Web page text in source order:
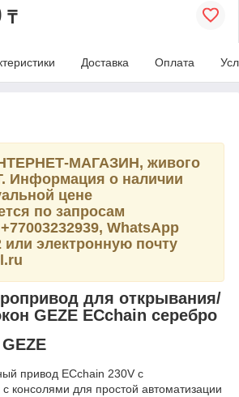
₸
Доставка Оплата
МАГАЗИН, живого
Информация о наличии
цене
по запросам
+77003232939, WhatsApp
или электронную почту
для открывания/
GEZE ECchain серебро
привод ECchain 230V с
консолями для простой автоматизации